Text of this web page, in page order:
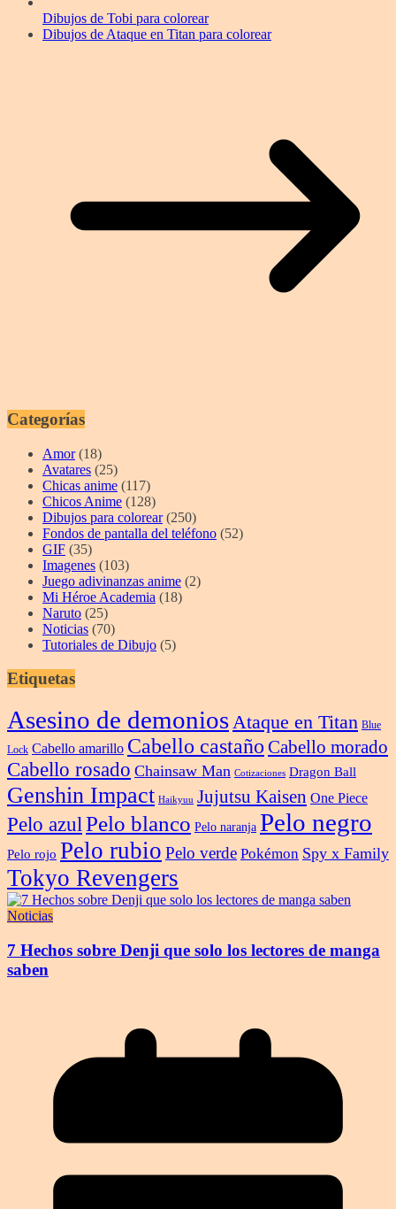
Dibujos de Tobi para colorear
Dibujos de Ataque en Titan para colorear
Categorías
Amor(18)
Avatares (25)
Chicas anime (117)
Chicos Anime (128)
Dibujos para colorear(250)
Fondos de pantalla del teléfono (52)
GIF (35)
Imagenes (103)
Juego adivinanzas anime (2)
Mi Héroe Academia (18)
Naruto (25)
Noticias (70)
Tutoriales de Dibujo (5)
Etiquetas
Asesino de demoniosAtaque en Titan Blue
Lock Cabello amarillo Cabello castaño Cabello morado
Cabello rosado Chainsaw Man Cotizaciones Dragon Ball
Genshin Impact Haikyuu Jujutsu Kaisen One Piece
Pelo azulPelo blanco Pelo naranja Pelo negro
Pelo rojo Pelo rubio Pelo verde Pokémon Spy x Family
Tokyo Revengers
Noticias
7 Hechos sobre Denji que solo los lectores de manga
saben